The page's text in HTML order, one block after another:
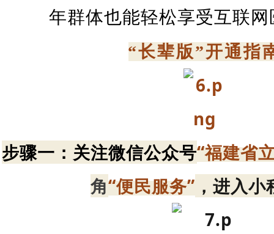
年群体也能轻松享受互联
“长辈版”开通指
步骤一：关注微信公众号“福建省
角“便民服务” ，进入